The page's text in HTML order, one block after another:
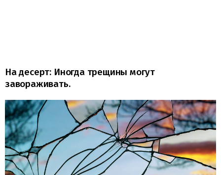
На десерт: Иногда трещины могут
завораживать.